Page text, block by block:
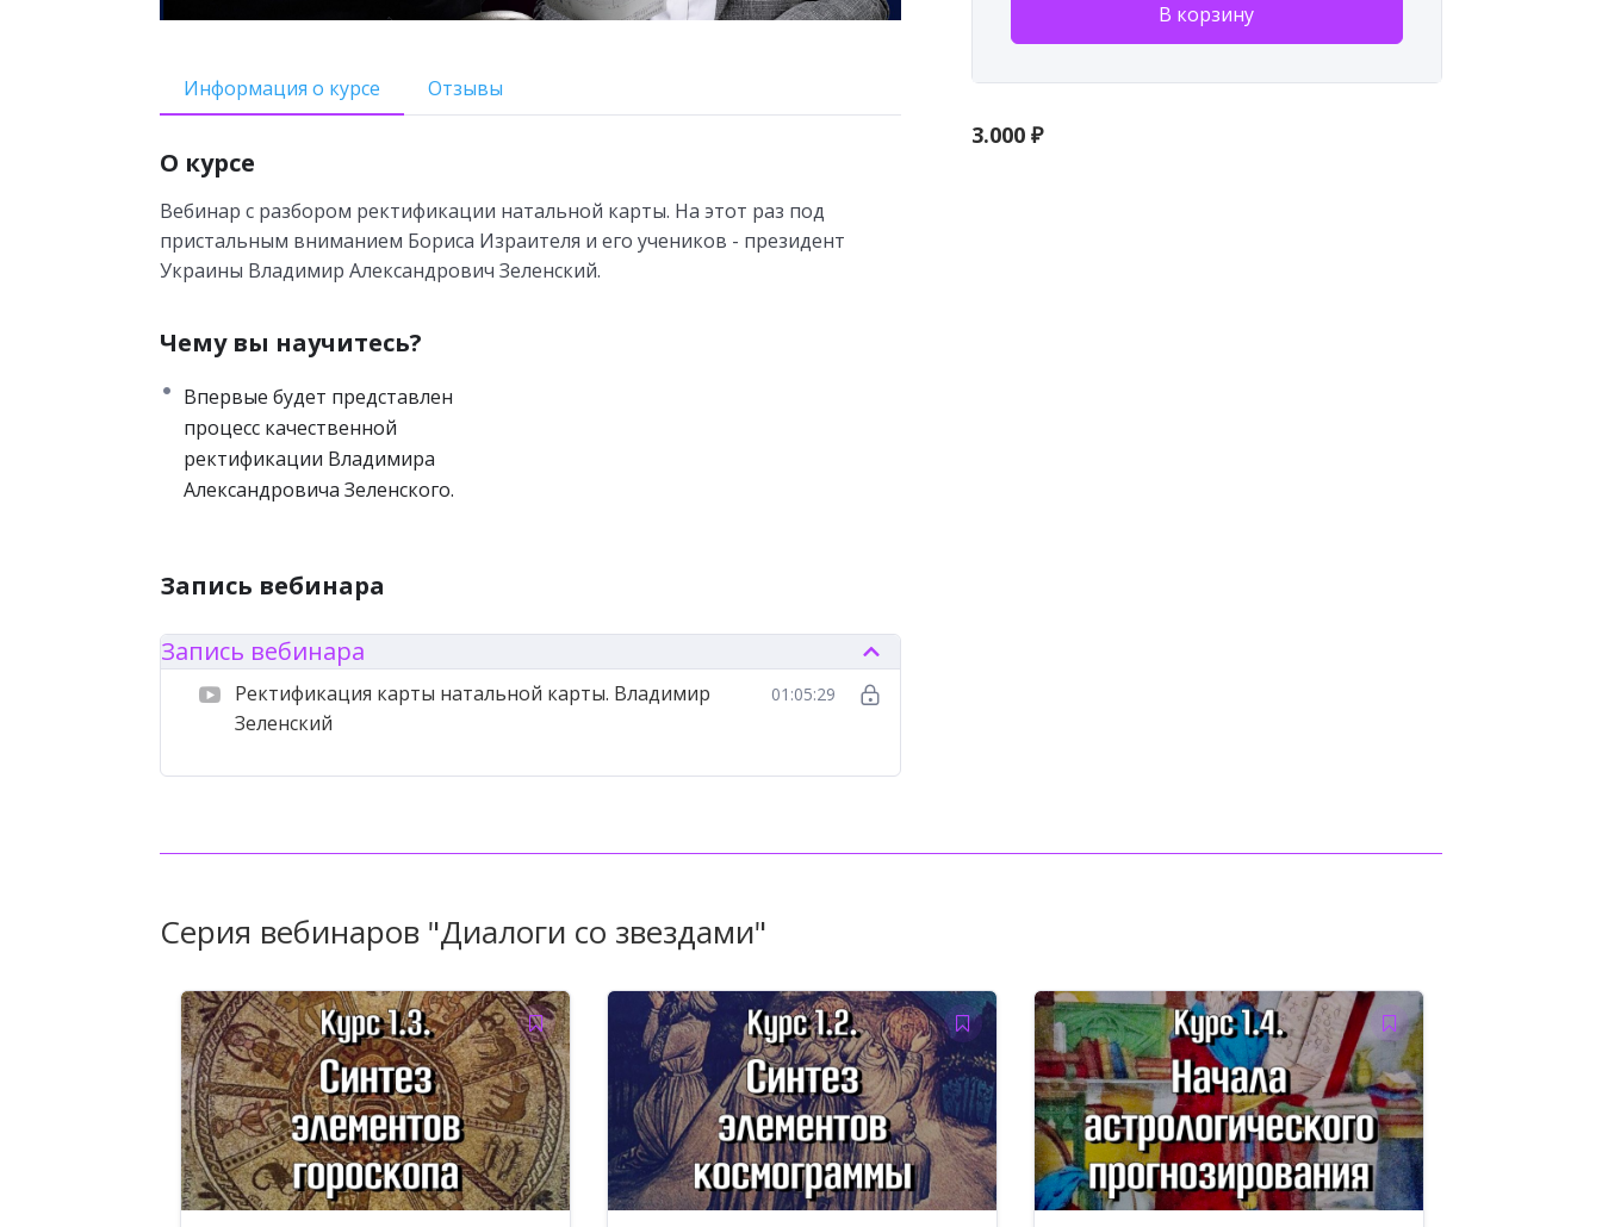
Информация о курсе Отзывы
О курсе
Вебинар с разбором ректификации натальной карты. На этот раз под
пристальным вниманием Бориса Израителя и его учеников - президент
Украины Владимир Александрович Зеленский.
Чему вы научитесь?
Впервые будет представлен
процесс качественной
ректификации Владимира
Александровича Зеленского.
Запись вебинара
Запись вебинара
Ректификация карты натальной карты. Владимир
Зеленский
01:05:29
В корзину
3.000 ₽
Серия вебинаров "Диалоги со звездами"